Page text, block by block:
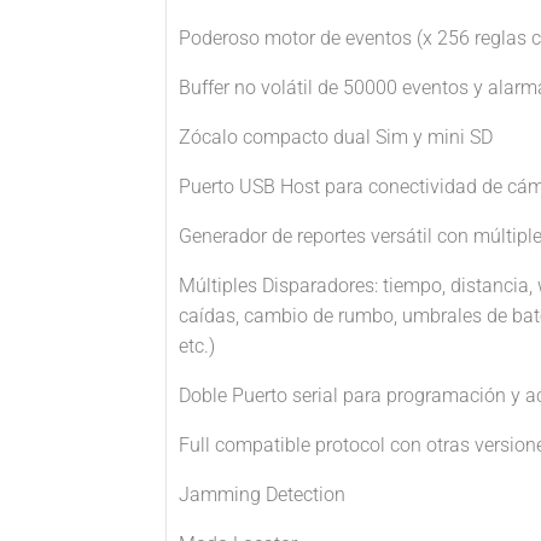
Poderoso motor de eventos (x 256 reglas
Buffer no volátil de 50000 eventos y
Zócalo compacto dual Sim y mini SD
Puerto USB Host para conectividad de
Generador de reportes versátil con
Múltiples Disparadores: tiempo,
caídas, cambio de rumbo, umbrales de
etc.)
Doble Puerto serial para programación y
Full compatible protocol con otras
Jamming Detection